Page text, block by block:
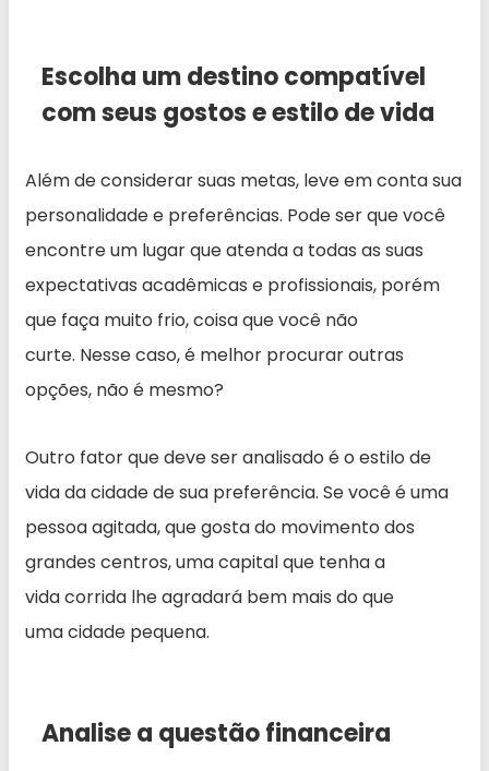
Escolha um destino compatível
com seus gostos e estilo de vida
Além de considerar suas metas, leve em conta sua
personalidade e preferências. Pode ser que você
encontre um lugar que atenda a todas as suas
expectativas acadêmicas e profissionais, porém
que faça muito frio, coisa que você não
curte. Nesse caso, é melhor procurar outras
opções, não é mesmo?
Outro fator que deve ser analisado é o estilo de
vida da cidade de sua preferência. Se você é uma
pessoa agitada, que gosta do movimento dos
grandes centros, uma capital que tenha a
vida corrida lhe agradará bem mais do que
uma cidade pequena.
Analise a questão financeira